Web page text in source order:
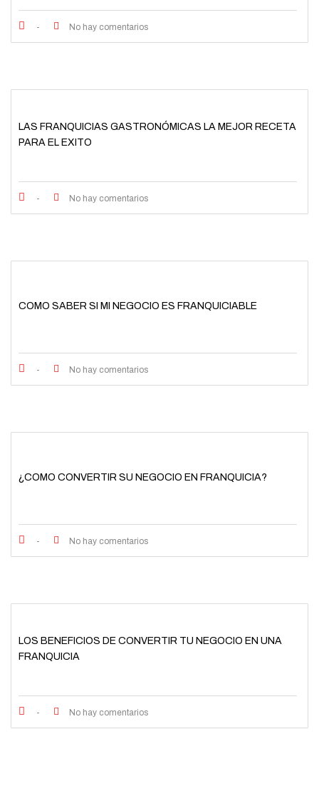
- No hay comentarios
LAS FRANQUICIAS GASTRONÓMICAS LA MEJOR RECETA
PARA EL EXITO
- No hay comentarios
COMO SABER SI MI NEGOCIO ES FRANQUICIABLE
- No hay comentarios
¿COMO CONVERTIR SU NEGOCIO EN FRANQUICIA?
- No hay comentarios
LOS BENEFICIOS DE CONVERTIR TU NEGOCIO EN UNA
FRANQUICIA
- No hay comentarios